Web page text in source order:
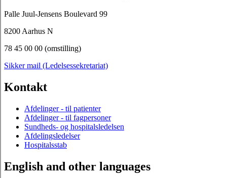
Palle Juul-Jensens Boulevard 99
8200 Aarhus N
78 45 00 00 (omstilling)
Sikker mail (Ledelsessekretariat)
Kontakt
Afdelinger - til patienter
Afdelinger - til fagpersoner
Sundheds- og hospitalsledelsen
Afdelingsledelser
Hospitalsstab
English and other languages